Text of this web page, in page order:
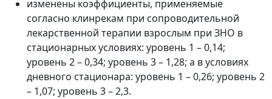
изменены коэффициенты, применяемые
согласно клинрекам при сопроводительной
лекарственной терапии взрослым при ЗНО в
стационарных условиях: уровень 1 – 0,14;
уровень 2 – 0,34; уровень 3 – 1,28; а в условиях
дневного стационара: уровень 1 – 0,26; уровень 2
– 1,07; уровень 3 – 2,3.